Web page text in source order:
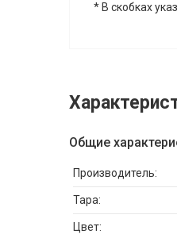
* В скобках
Общие
Производитель:
Тара:
Цвет: